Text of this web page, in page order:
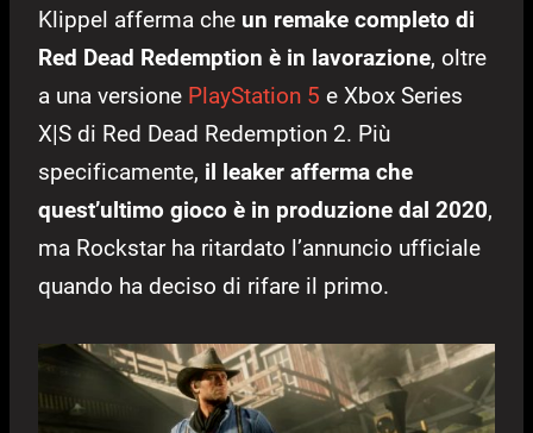
Klippel afferma che un remake completo di
Red Dead Redemption è in lavorazione, oltre
a una versione PlayStation 5 e Xbox Series
X|S di Red Dead Redemption 2. Più
specificamente, il leaker afferma che
quest’ultimo gioco è in produzione dal 2020,
ma Rockstar ha ritardato l’annuncio ufficiale
quando ha deciso di rifare il primo.